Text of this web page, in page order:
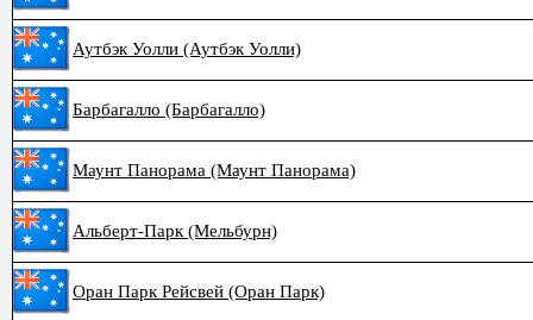
Аутбэк Уолли (Аутбэк Уолли)
Барбагалло (Барбагалло)
Маунт Панорама (Маунт Панорама)
Альберт-Парк (Мельбурн)
Оран Парк Рейсвей (Оран Парк)